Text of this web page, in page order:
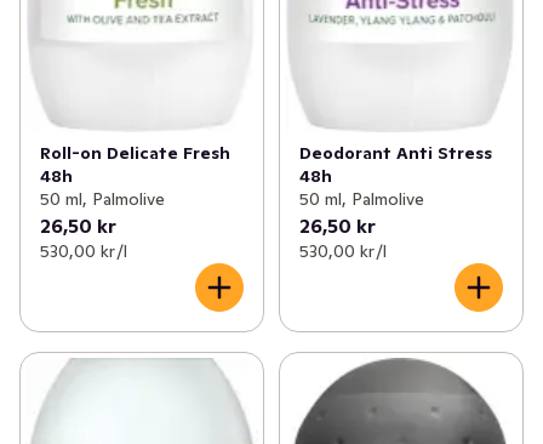
Roll-on Delicate Fresh
48h
50 ml, Palmolive
26,50 kr
530,00 kr /l
Deodorant Anti Stress
48h
50 ml, Palmolive
26,50 kr
530,00 kr /l